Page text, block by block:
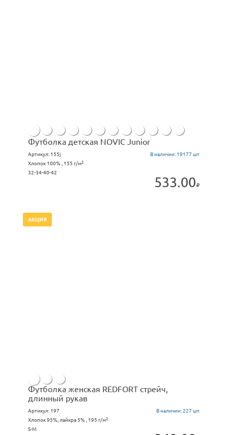
Футболка детская NOVIC Junior
Артикул: 155j В наличии: 19177 шт.
Хлопок 100% , 155 г/м2
32-34-40-42
533.00
АКЦИЯ
Футболка женская REDFORT стрейч,
длинный рукав
Артикул: 197 В наличии:227 шт.
Хлопок 95%, лайкра 5% , 195 г/м2
S-M